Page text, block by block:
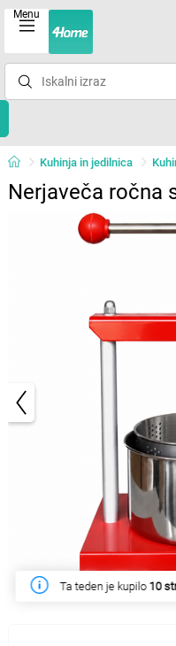
Menu
Kuhinja in jedilnica
Nerjaveča ročna
Ta teden je kupilo 10